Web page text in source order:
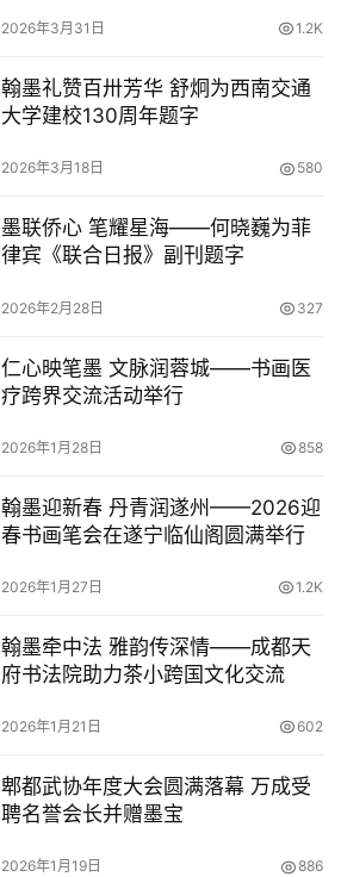
2026年3月31日 1.2K
翰墨礼赞百卅芳华 舒炯为西南交通
大学建校130周年题字
2026年3月18日 580
墨联侨心 笔耀星海——何晓巍为菲
律宾《联合日报》副刊题字
2026年2月28日 327
仁心映笔墨 文脉润蓉城——书画医
疗跨界交流活动举行
2026年1月28日 858
翰墨迎新春 丹青润遂州——2026迎
春书画笔会在遂宁临仙阁圆满举行
2026年1月27日 1.2K
翰墨牵中法 雅韵传深情——成都天
府书法院助力茶小跨国文化交流
2026年1月21日 602
郫都武协年度大会圆满落幕 万成受
聘名誉会长并赠墨宝
2026年1月19日 886